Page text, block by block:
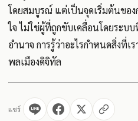
โดยสมบูรณ์ แต่เป็นจุดเริ่มต้นขอ
ใจ ไม่ใช่ผู้ที่ถูกขับเคลื่อนโดยระบ
อำนาจ การรู้ว่าอะไรกำหนดสิ่งที่
พลเมืองดิจิทัล
แชร์